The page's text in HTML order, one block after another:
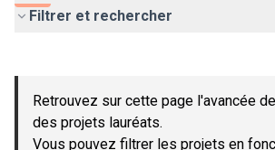
Filtrer et rechercher
−
Retrouvez sur cette page l'avancée
des projets lauréats.
Vous pouvez filtrer les projets en